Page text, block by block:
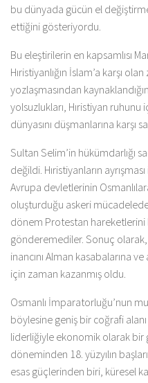
bu dünyada gücün el
ettiğini gösteriyordu.
Bu eleştirilerin en kapsamlısı
Hıristiyanlığın İslam’a karşı
yozlaşmasından
yolsuzlukları, Hıristiyan
dünyasını düşmanlarına karşı
Sultan Selim’in hükümdarlığı
değildi. Hıristiyanların
Avrupa devletlerinin
oluşturduğu askeri
dönem Protestan hareketlerini
gönderemediler. Sonuç
inancını Alman kasabalarına
için zaman kazanmış oldu.
Osmanlı İmparatorluğu’nun
böylesine geniş bir coğrafi
liderliğiyle ekonomik olarak bir
döneminden 18. yüzyılın
esas güçlerinden biri, küresel